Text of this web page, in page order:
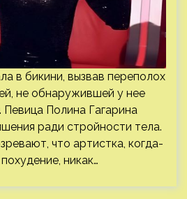
в бикини, вызвав переполох
не обнаружившей у нее
Полина Гагарина
ради стройности тела.
что артистка, когда-
никак…